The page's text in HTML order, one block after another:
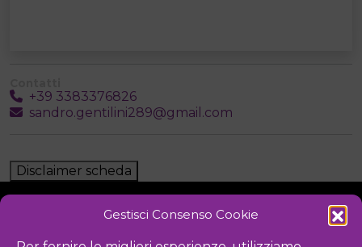
Gestisci Consenso Cookie
+39 3383376826
sandro.gentilini289@gmail.com
Disclaimer scheda